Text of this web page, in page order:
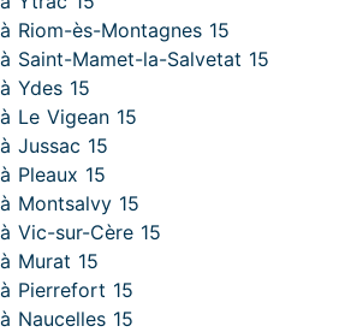
Riom-ès-Montagnes 15
Saint-Mamet-la-Salvetat 15
Ydes 15
Le Vigean 15
Jussac 15
Pleaux 15
Montsalvy 15
Vic-sur-Cère 15
Murat 15
Pierrefort 15
Naucelles 15